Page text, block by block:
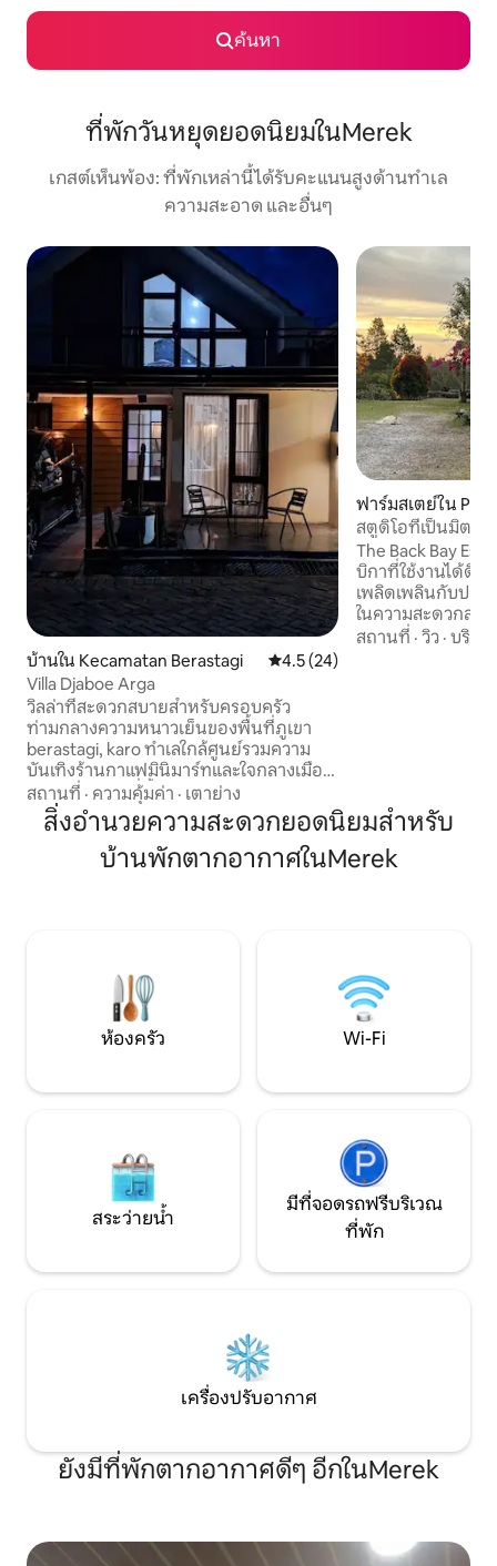
ค้นหา
ที่พักวันหยุดยอดนิยมในMerek
เกสต์เห็นพ้อง: ที่พักเหล่านี้ได้รับคะแนนสูงด้านทำเล
ความสะอาด และอื่นๆ
บ้านใน Kecamatan Berastagi คะแนนเฉลี่ย 4.5 จาก 5, 24 รีวิว
4.5 (24)
Villa Djaboe Arga
วิลล่าที่สะดวกสบายสำหรับครอบครัว
ท่ามกลางความหนาวเย็นของพื้นที่ภูเขา
berastagi, karo ทำเลใกล้ศูนย์รวมความ
บันเทิงร้านกาแฟมินิมาร์ทและใจกลางเมือง
brastagi ทำเลที่ตั้งอยู่ในลากูน่าคอทเทจ
คอมเพล็กซ์ มันอยู่ใน Google Maps
ตำแหน่งอยู่ที่ประมาณ 1 กม. ก่อนวันหยุดมิ
กกี้ ห่างจากใจกลางเมือง berastagi
สถานที่ · ความคุ้มค่า · เตาย่าง
ฟาร์มสเตย์ใน
สตูดิโอที่เป็นมิตรกั
The Back Bay
บิกาที่ใช้งานได้ดีซึ่
เพลิดเพลินกับประ
ในความสะดวกสบ
ชมวิวภูเขาอันงดง
สัตว์เลี้ยงเข้าพักได้
สถานที่ ·วิว ·บริกา
สิ่งอำนวยความสะดวกยอดนิยมสำหรับ
บ้านพักตากอากาศในMerek
ห้องครัว Wi-Fi
สระว่ายน้ำ
มีที่จอดรถฟรีบริเวณ
ที่พัก
เครื่องปรับอากาศ
ยังมีที่พักตากอากาศดีๆ อีกในMerek